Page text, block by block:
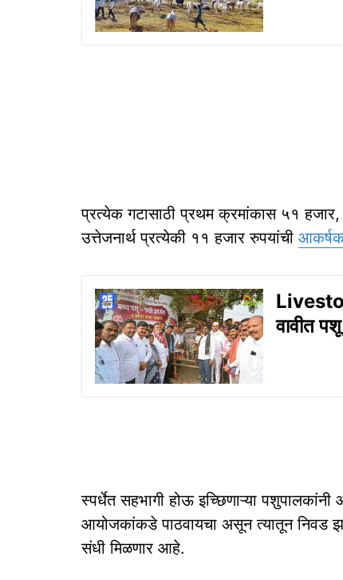
प्रत्येक गटासाठी प्रथम क्रमांकास ५१
उत्तेजनार्थ प्रत्येकी ११ हजार रुपयांची
वावीत पशू
स्पर्धेत सहभागी होऊ इच्छिणाऱ्या
आयोजकांकडे पाठवायचा असून त्यातून निवड
संधी मिळणार आहे.